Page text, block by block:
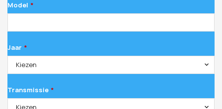
Model *
Jaar *
Kiezen
Transmissie *
Kiezen